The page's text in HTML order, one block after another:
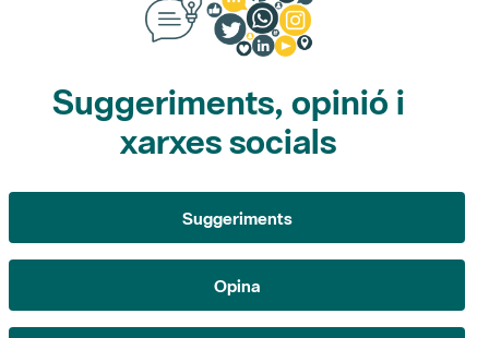
Suggeriments, opinió i
xarxes socials
Suggeriments
Opina
Xarxes socials